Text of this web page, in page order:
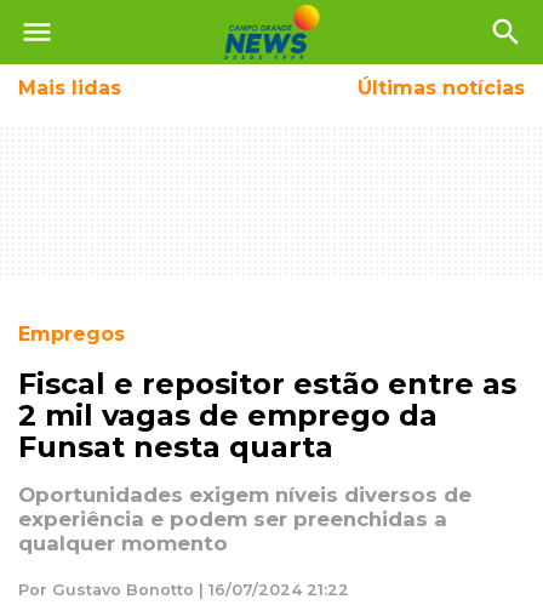
menu search
Mais lidas Últimas notícias
Empregos
Fiscal e repositor estão entre as
2 mil vagas de emprego da
Funsat nesta quarta
Oportunidades exigem níveis diversos de
experiência e podem ser preenchidas a
qualquer momento
Por Gustavo Bonotto | 16/07/2024 21:22